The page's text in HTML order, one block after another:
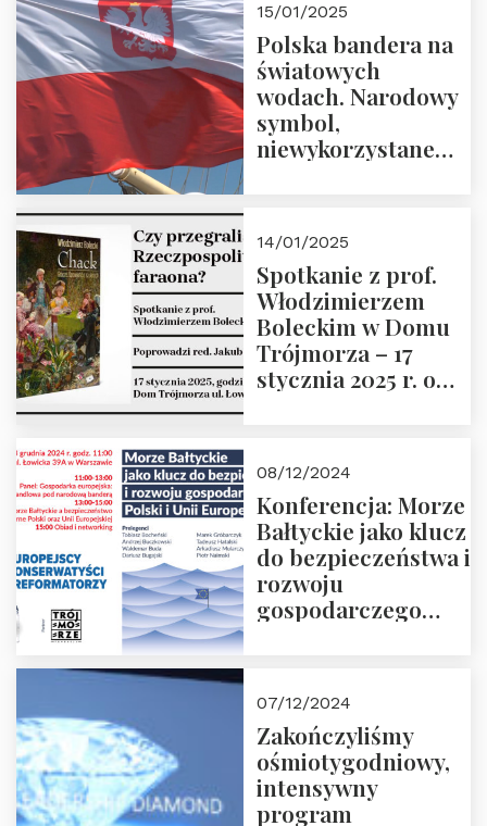
Prowadzi prof.
Zbigniew
Stawrowski
15/01/2025
Polska bandera na
światowych
wodach. Narodowy
symbol,
niewykorzystane
14/01/2025
Spotkanie z prof.
Włodzimierzem
Boleckim w Domu
Trójmorza – 17
stycznia 2025 r. o
08/12/2024
Konferencja: Morze
Bałtyckie jako klucz
do bezpieczeństwa i
rozwoju
gospodarczego
ZAPRASZAMY
07/12/2024
Zakończyliśmy
ośmiotygodniowy,
intensywny
program